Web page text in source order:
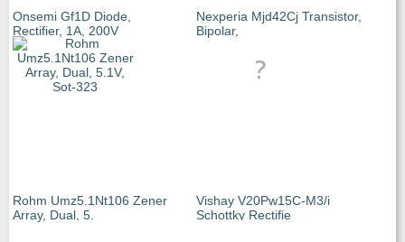
Onsemi Gf1D Diode,
Rectifier, 1A, 200V
Nexperia Mjd42Cj Transistor,
Bipolar,
Rohm Umz5.1Nt106 Zener
Array, Dual, 5.
Vishay V20Pw15C-M3/i
Schottky Rectifie